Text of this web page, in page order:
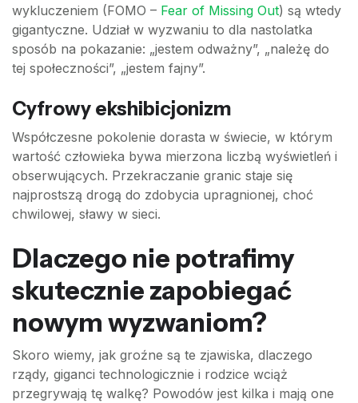
wykluczeniem (FOMO – Fear of Missing Out) są wtedy
gigantyczne. Udział w wyzwaniu to dla nastolatka
sposób na pokazanie: „jestem odważny”, „należę do
tej społeczności”, „jestem fajny”.
Cyfrowy ekshibicjonizm
Współczesne pokolenie dorasta w świecie, w którym
wartość człowieka bywa mierzona liczbą wyświetleń i
obserwujących. Przekraczanie granic staje się
najprostszą drogą do zdobycia upragnionej, choć
chwilowej, sławy w sieci.
Dlaczego nie potrafimy
skutecznie zapobiegać
nowym wyzwaniom?
Skoro wiemy, jak groźne są te zjawiska, dlaczego
rządy, giganci technologicznie i rodzice wciąż
przegrywają tę walkę? Powodów jest kilka i mają one